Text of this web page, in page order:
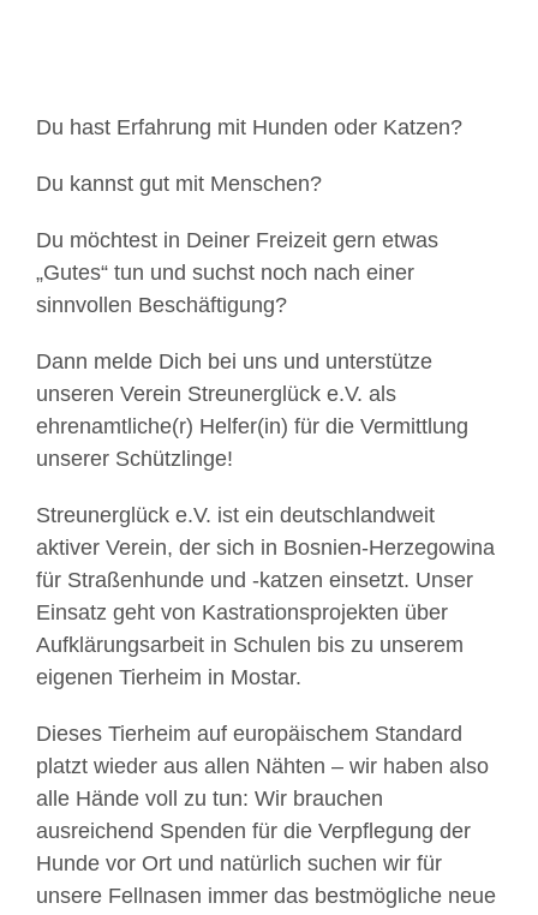
Du hast Erfahrung mit Hunden oder Katzen?
Du kannst gut mit Menschen?
Du möchtest in Deiner Freizeit gern etwas
„Gutes“ tun und suchst noch nach einer
sinnvollen Beschäftigung?
Dann melde Dich bei uns und unterstütze
unseren Verein Streunerglück e.V. als
ehrenamtliche(r) Helfer(in) für die Vermittlung
unserer Schützlinge!
Streunerglück e.V. ist ein deutschlandweit
aktiver Verein, der sich in Bosnien-Herzegowina
für Straßenhunde und -katzen einsetzt. Unser
Einsatz geht von Kastrationsprojekten über
Aufklärungsarbeit in Schulen bis zu unserem
eigenen Tierheim in Mostar.
Dieses Tierheim auf europäischem Standard
platzt wieder aus allen Nähten – wir haben also
alle Hände voll zu tun: Wir brauchen
ausreichend Spenden für die Verpflegung der
Hunde vor Ort und natürlich suchen wir für
unsere Fellnasen immer das bestmögliche neue